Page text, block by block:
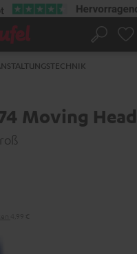
Suche
Moving Head